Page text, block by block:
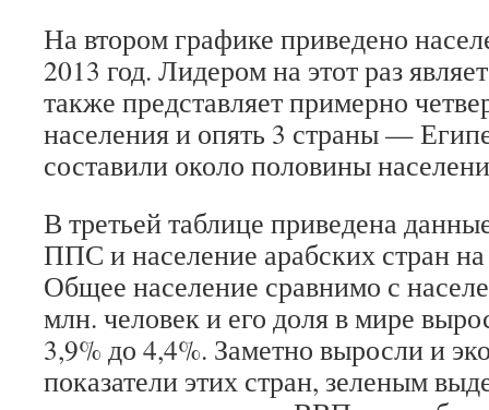
На втором графике приведено
2013 год. Лидером на этот раз
также представляет примерно
населения и опять 3 страны —
составили около половины
В третьей таблице приведена
ППС и население арабских стран
Общее население сравнимо с
млн. человек и его доля в мире
3,9% до 4,4%. Заметно выросли и
показатели этих стран, зеленым